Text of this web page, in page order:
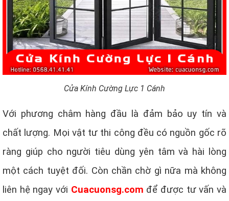
Cửa Kính Cường Lực 1 Cánh
Với phương châm hàng đầu là đảm bảo uy tín và
chất lượng. Mọi vật tư thi công đều có nguồn gốc rõ
ràng giúp cho người tiêu dùng yên tâm và hài lòng
một cách tuyệt đối. Còn chần chờ gì nữa mà không
liên hệ ngay với Cuacuonsg.com để được tư vấn và